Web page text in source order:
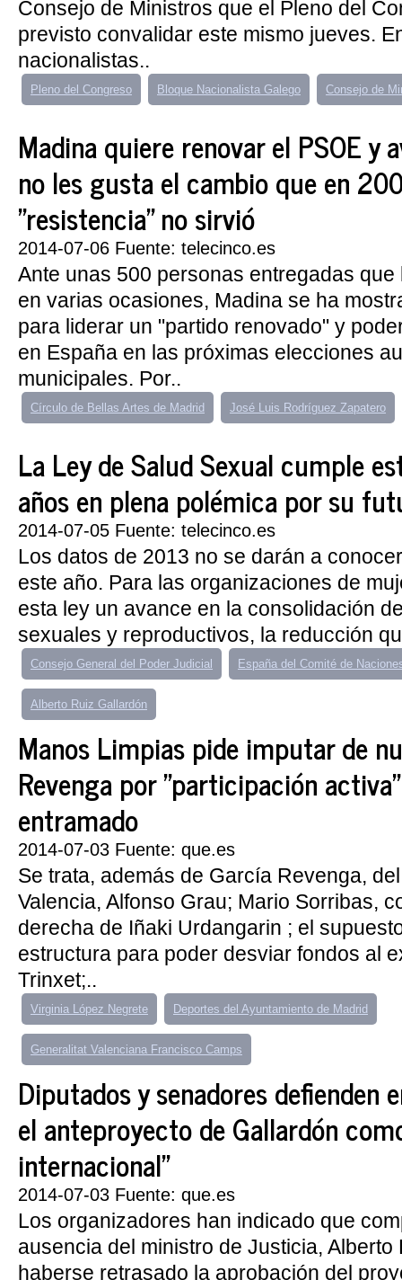
Consejo de Ministros que el Pleno del
previsto convalidar este mismo jueves.
nacionalistas..
Pleno del Congreso Bloque Nacionalista Galego Consejo de
Madina quiere renovar el PSOE y
no les gusta el cambio que en
"resistencia" no sirvió
2014-07-06 Fuente: telecinco.es
Ante unas 500 personas entregadas
en varias ocasiones, Madina se ha
para liderar un "partido renovado" y
en España en las próximas elecciones
municipales. Por..
Círculo de Bellas Artes de Madrid José Luis Rodríguez Zapatero
La Ley de Salud Sexual cumple
años en plena polémica por su
2014-07-05 Fuente: telecinco.es
Los datos de 2013 no se darán a
este año. Para las organizaciones de
esta ley un avance en la consolidación
sexuales y reproductivos, la reducción
Consejo General del Poder Judicial España del Comité de
Alberto Ruiz Gallardón
Manos Limpias pide imputar de
Revenga por "participación
entramado
2014-07-03 Fuente: que.es
Se trata, además de García Revenga,
Valencia, Alfonso Grau; Mario Sorribas,
derecha de Iñaki Urdangarin ; el
estructura para poder desviar fondos al
Trinxet;..
Virginia López Negrete Deportes del Ayuntamiento de Madrid
Generalitat Valenciana Francisco Camps
Diputados y senadores defienden
el anteproyecto de Gallardón
internacional"
2014-07-03 Fuente: que.es
Los organizadores han indicado que
ausencia del ministro de Justicia,
haberse retrasado la aprobación del